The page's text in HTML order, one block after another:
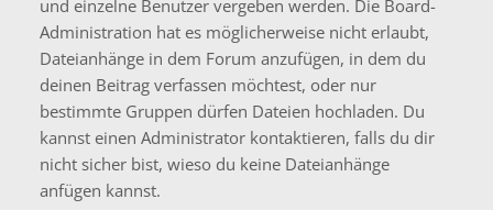
und einzelne Benutzer vergeben werden. Die Board-
Administration hat es möglicherweise nicht erlaubt,
Dateianhänge in dem Forum anzufügen, in dem du
deinen Beitrag verfassen möchtest, oder nur
bestimmte Gruppen dürfen Dateien hochladen. Du
kannst einen Administrator kontaktieren, falls du dir
nicht sicher bist, wieso du keine Dateianhänge
anfügen kannst.